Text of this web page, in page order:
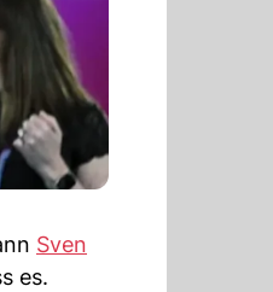
Sven
es.